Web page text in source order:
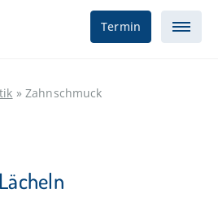
Termin
» Zahnschmuck